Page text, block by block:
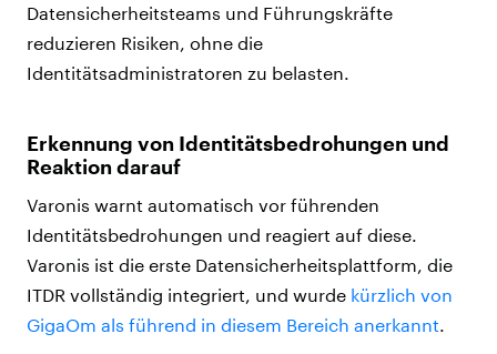
Datensicherheitsteams und Führungskräfte
reduzieren Risiken, ohne die
Identitätsadministratoren zu belasten.
Erkennung von Identitätsbedrohungen und
Reaktion darauf
Varonis warnt automatisch vor führenden
Identitätsbedrohungen und reagiert auf diese.
Varonis ist die erste Datensicherheitsplattform, die
ITDR vollständig integriert, und wurde kürzlich von
GigaOm als führend in diesem Bereich anerkannt.